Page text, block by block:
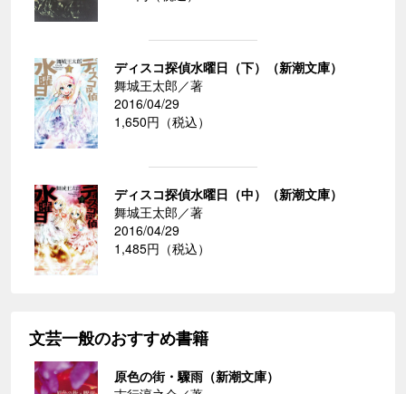
ディスコ探偵水曜日（下）（新潮文庫）
舞城王太郎／著
2016/04/29
1,650円（税込）
ディスコ探偵水曜日（中）（新潮文庫）
舞城王太郎／著
2016/04/29
1,485円（税込）
文芸一般のおすすめ書籍
原色の街・驟雨（新潮文庫）